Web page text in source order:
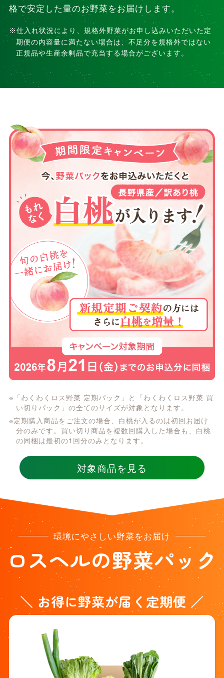
格で安定した量のお野菜をお届けします。
仕入れ状況により、規格外野菜がお申し込みいただいた定
期便の内容量に満たない場合は、不足分を規格外ではない
正規品や生産余剰品で充当する場合がございます。
※「わくわくロス野菜 定期パック」と「わくわくロス野菜 買
い切りパック」の全てのサイズが対象となります。
※定期購入商品をご注文の場合、白桃が入るのは初回お届け
分のみです。買い切り商品を複数回購入した場合も、白桃
の同梱は最初の1回分のみとなります。
対象商品を見る
環境にやさしい野菜をお届け
ロスヘルの野菜パック
＼ お得に野菜が届く定期便 ／